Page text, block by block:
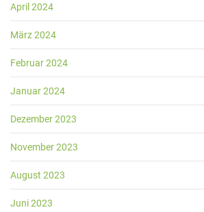
April 2024
März 2024
Februar 2024
Januar 2024
Dezember 2023
November 2023
August 2023
Juni 2023